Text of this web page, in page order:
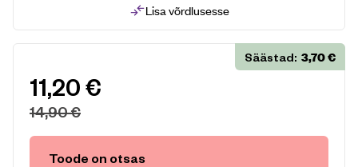
Lisa võrdlusesse
11,20€
14,90€
Säästad: 3,70€
Toode on otsas